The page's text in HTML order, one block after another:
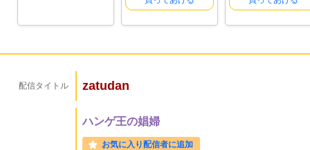
配信タイトル zatudan
ハンゲ王の娼婦
お気に入り配信者に追加